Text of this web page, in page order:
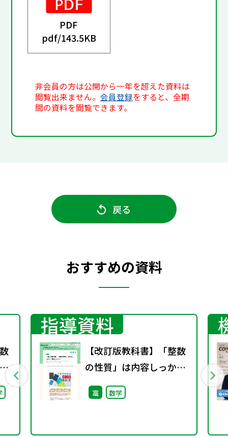
PDF
pdf/143.5KB
非会員の方は公開から一年を超えた資料は
閲覧出来ません。会員登録をすると、全期
間の資料を閲覧できます。
戻る
おすすめの資料
指導資料
【改訂版教科書】「整数
の性質」は内容しっか
り，構成ハッキリ！
高 数学